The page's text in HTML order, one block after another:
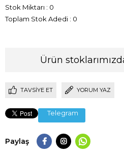
Stok Miktarı : 0
Toplam Stok Adedi : 0
Ürün
TAVSIYE ET YORUM YAZ
Telegram
Paylaş